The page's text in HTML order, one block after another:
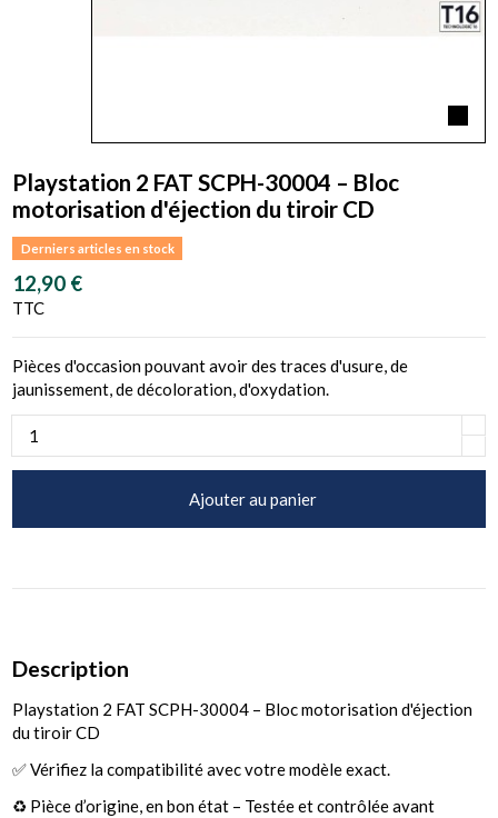
Playstation 2 FAT SCPH-30004 – Bloc
motorisation d'éjection du tiroir CD
Derniers articles en stock
12,90 €
TTC
Pièces d'occasion pouvant avoir des traces d'usure, de
jaunissement, de décoloration, d'oxydation.
Ajouter au panier
Description
Playstation 2 FAT SCPH-30004 – Bloc motorisation d'éjection
du tiroir CD
✅ Vérifiez la compatibilité avec votre modèle exact.
♻️ Pièce d’origine, en bon état – Testée et contrôlée avant